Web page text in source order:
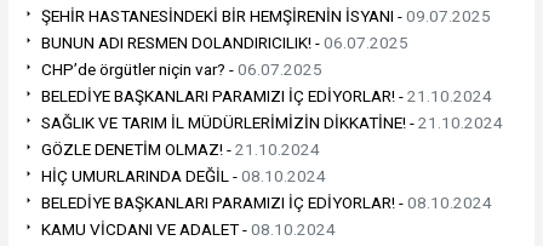
ŞEHİR HASTANESİNDEKİ BİR HEMŞİRENİN İSYANI -09.07.2025
BUNUN ADI RESMEN DOLANDIRICILIK! -06.07.2025
CHP’de örgütler niçin var? -06.07.2025
BELEDİYE BAŞKANLARI PARAMIZI İÇ EDİYORLAR! -21.10.2024
SAĞLIK VE TARIM İL MÜDÜRLERİMİZİN DİKKATİNE! -21.10.2024
GÖZLE DENETİM OLMAZ! -21.10.2024
HİÇ UMURLARINDA DEĞİL -08.10.2024
BELEDİYE BAŞKANLARI PARAMIZI İÇ EDİYORLAR! -08.10.2024
KAMU VİCDANI VE ADALET -08.10.2024